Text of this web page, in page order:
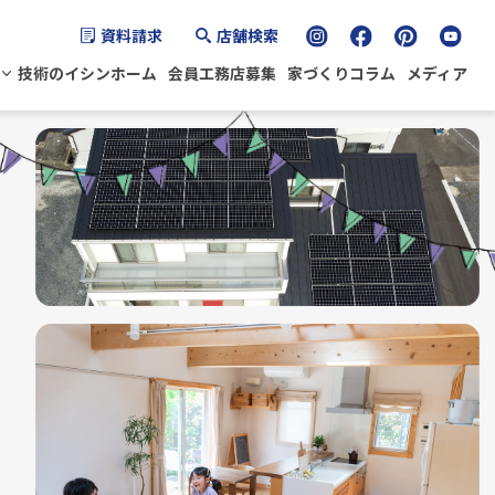
資料請求
店舗検索
技術のイシンホーム 会員工務店募集 家づくりコラム メディア